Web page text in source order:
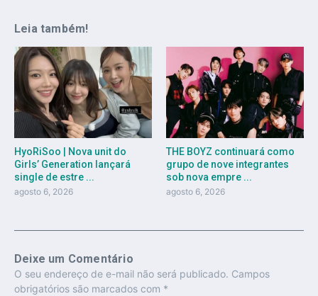
Leia também!
HyoRiSoo | Nova unit do
Girls’ Generation lançará
single de estre ...
agosto 6, 2026
THE BOYZ continuará como
grupo de nove integrantes
sob nova empre ...
agosto 6, 2026
Deixe um Comentário
O seu endereço de e-mail não será publicado. Campos
obrigatórios são marcados com *